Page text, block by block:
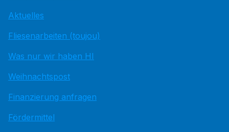
Aktuelles
Fliesenarbeiten (toujou)
Was nur wir haben HI
Weihnachtspost
Finanzierung anfragen
Fördermittel